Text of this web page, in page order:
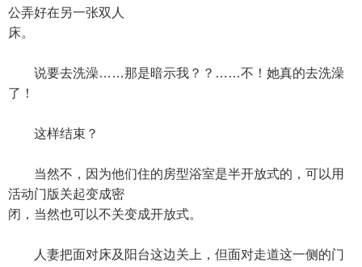
公弄好在另一张双人
床。
说要去洗澡……那是暗示我？？……不！她真的去洗澡
了！
这样结束？
当然不，因为他们住的房型浴室是半开放式的，可以用
活动门版关起变成密
闭，当然也可以不关变成开放式。
人妻把面对床及阳台这边关上，但面对走道这一侧的门